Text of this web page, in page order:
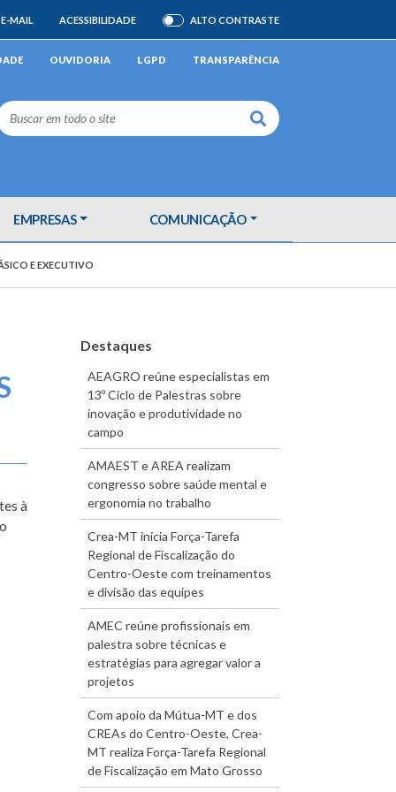
E-MAIL ACESSIBILIDADE ATIVAR/DESATIVAR
ALTO CONTRASTE
OUVIDORIA LGPD TRANSPARÊNCIA
Buscar
EMPRESAS COMUNICAÇÃO
E EXECUTIVO
à
Destaques
AEAGRO reúne especialistas em
13º Ciclo de Palestras sobre
inovação e produtividade no
campo
AMAEST e AREA realizam
congresso sobre saúde mental e
ergonomia no trabalho
Crea-MT inicia Força-Tarefa
Regional de Fiscalização do
Centro-Oeste com treinamentos
e divisão das equipes
AMEC reúne profissionais em
palestra sobre técnicas e
estratégias para agregar valor a
projetos
Com apoio da Mútua-MT e dos
CREAs do Centro-Oeste, Crea-
MT realiza Força-Tarefa Regional
de Fiscalização em Mato Grosso